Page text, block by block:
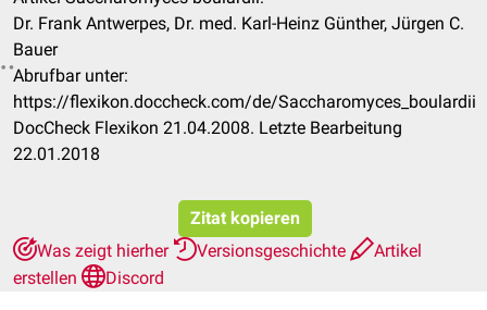
Dr. Frank Antwerpes, Dr. med. Karl-Heinz Günther, Jürgen C.
Bauer
Abrufbar unter:
https://flexikon.doccheck.com/de/Saccharomyces_boulardii
DocCheck Flexikon 21.04.2008. Letzte Bearbeitung
22.01.2018
Zitat kopieren
Was zeigt hierher
Versionsgeschichte
Artikel
erstellen
Discord